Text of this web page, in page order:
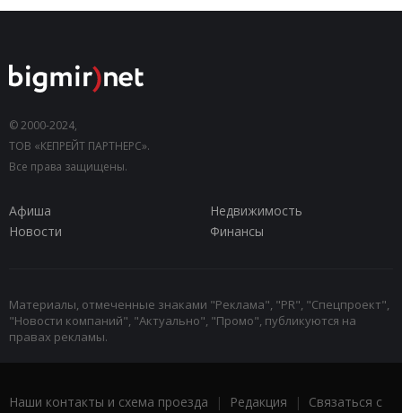
© 2000-2024,
ТОВ «КЕПРЕЙТ ПАРТНЕРС».
Все права защищены.
Афиша
Недвижимость
Новости
Финансы
Материалы, отмеченные знаками "Реклама", "PR", "Спецпроект",
"Новости компаний", "Актуально", "Промо", публикуются на
правах рекламы.
Наши контакты и схема проезда | Редакция | Связаться с